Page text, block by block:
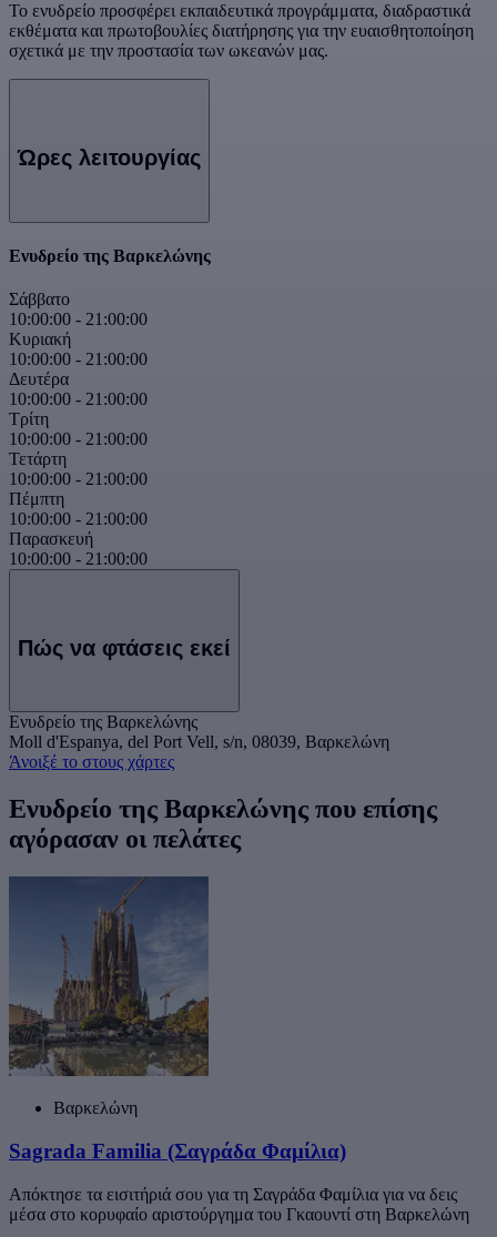
Το ενυδρείο προσφέρει εκπαιδευτικά προγράμματα, διαδραστικά
εκθέματα και πρωτοβουλίες διατήρησης για την ευαισθητοποίηση
σχετικά με την προστασία των ωκεανών μας.
Ώρες λειτουργίας
Ενυδρείο της Βαρκελώνης
Σάββατο
10:00:00 - 21:00:00
Κυριακή
10:00:00 - 21:00:00
Δευτέρα
10:00:00 - 21:00:00
Τρίτη
10:00:00 - 21:00:00
Τετάρτη
10:00:00 - 21:00:00
Πέμπτη
10:00:00 - 21:00:00
Παρασκευή
10:00:00 - 21:00:00
Πώς να φτάσεις εκεί
Ενυδρείο της Βαρκελώνης
Moll d'Espanya, del Port Vell, s/n, 08039, Βαρκελώνη
Άνοιξέ το στους χάρτες
Ενυδρείο της Βαρκελώνης που επίσης
αγόρασαν οι πελάτες
Βαρκελώνη
Sagrada Familia (Σαγράδα Φαμίλια)
Απόκτησε τα εισιτήριά σου για τη Σαγράδα Φαμίλια για να δεις
μέσα στο κορυφαίο αριστούργημα του Γκαουντί στη Βαρκελώνη